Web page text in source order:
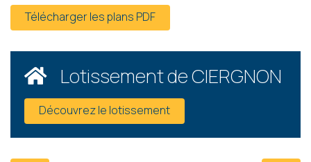
Télécharger les plans PDF
Lotissement de CIERGNON
Découvrez le lotissement